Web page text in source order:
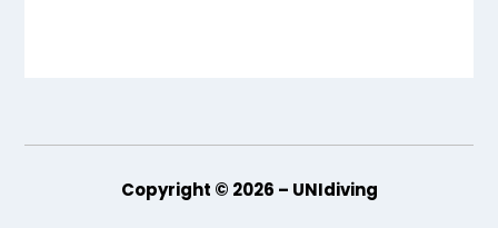
Copyright © 2026 – UNIdiving